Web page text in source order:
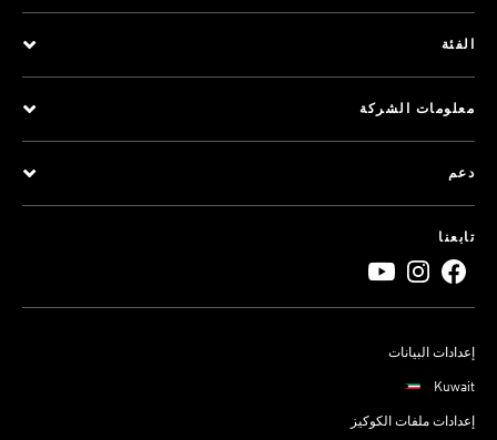
الفئة
معلومات الشركة
دعم
تابعنا
إعدادات البيانات
Kuwait
إعدادات ملفات الكوكيز